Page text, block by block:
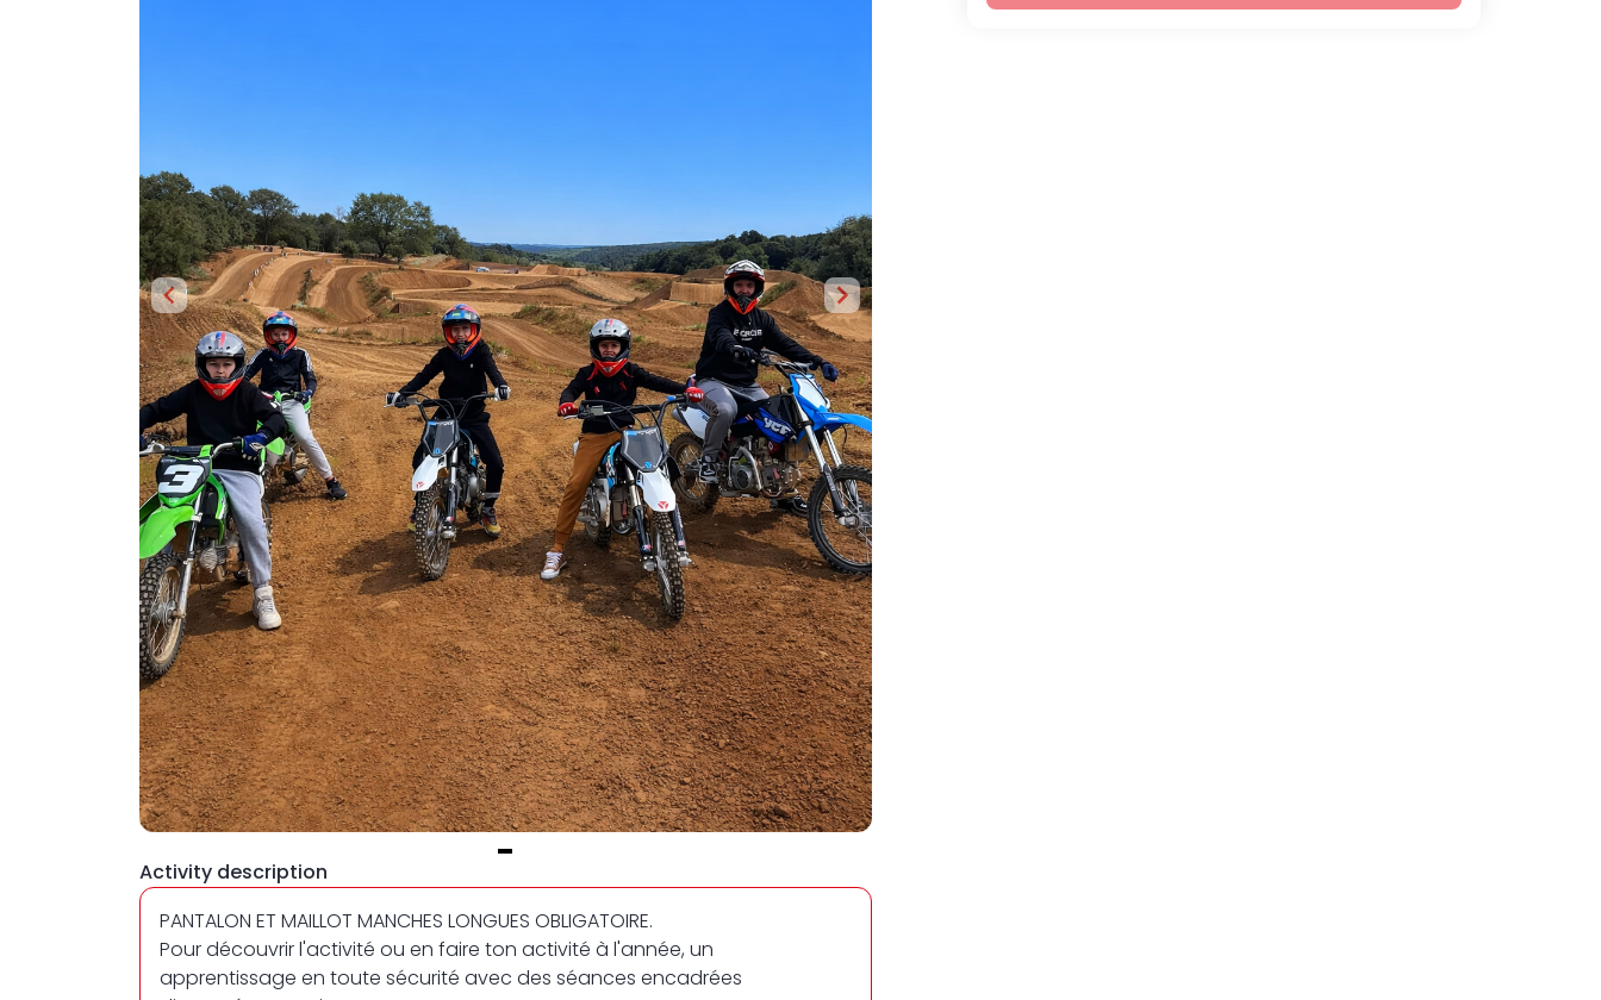
Item
1
Activity description
PANTALON ET MAILLOT MANCHES LONGUES OBLIGATOIRE.
Pour découvrir l'activité ou en faire ton activité à l'année, un
apprentissage en toute sécurité avec des séances encadrées